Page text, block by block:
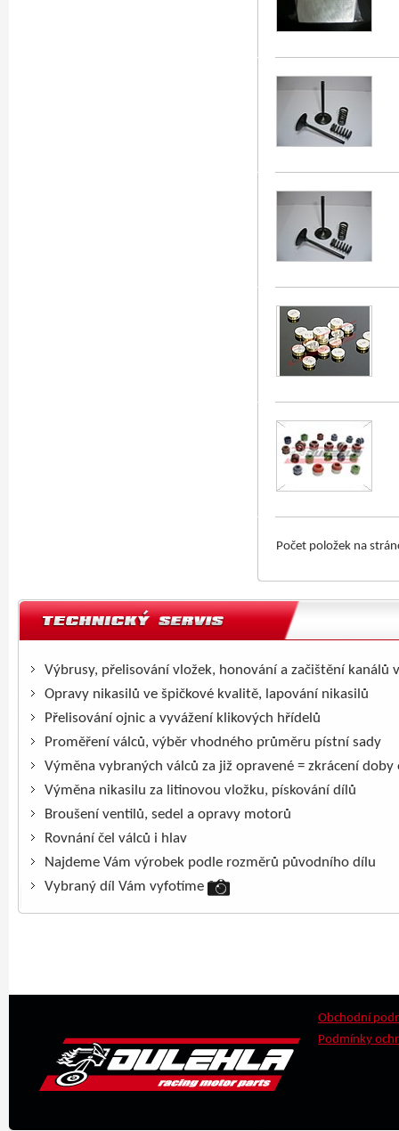
Počet položek na
Výbrusy, přelisování vložek, honování a začištění kanálů
Opravy nikasilů ve špičkové kvalitě, lapování nikasilů
Přelisování ojnic a vyvážení klikových hřídelů
Proměření válců, výběr vhodného průměru pístní sady
Výměna vybraných válců za již opravené = zkrácení doby
Výměna nikasilu za litinovou vložku, pískování dílů
Broušení ventilů, sedel a opravy motorů
Rovnání čel válců i hlav
Najdeme Vám výrobek podle rozměrů původního dílu
Vybraný díl Vám vyfotíme
Obchodní
Podmínky